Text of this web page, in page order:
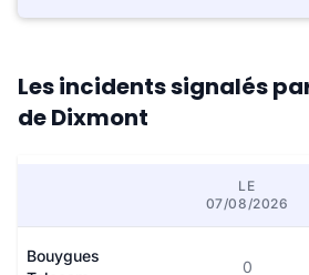
Les incidents signalés
de Dixmont
LE
07/08/2026
Bouygues
0